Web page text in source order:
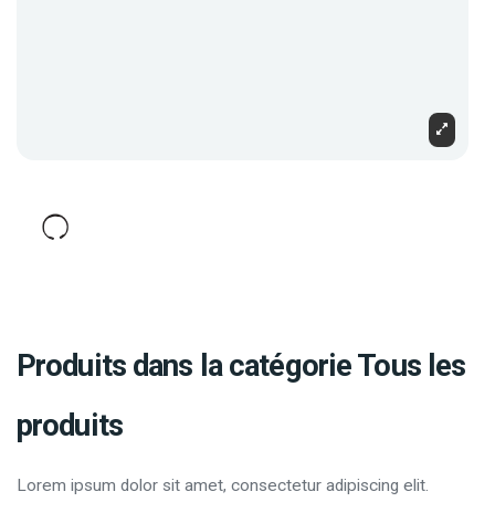
Produits dans la catégorie Tous les
produits
Lorem ipsum dolor sit amet, consectetur adipiscing elit.